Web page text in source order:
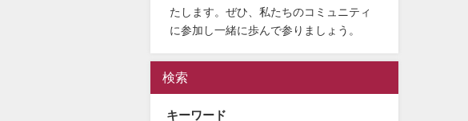
たします。ぜひ、私たちのコミュニティ
に参加し一緒に歩んで参りましょう。
検索
キーワード